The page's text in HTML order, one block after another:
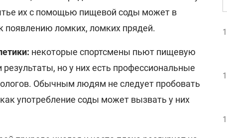
их с помощью пищевой соды может в
появлению ломких, ломких прядей.
некоторые спортсмены пьют пищевую
но у них есть профессиональные
Обычным людям не следует пробовать
употребление соды может вызвать у них